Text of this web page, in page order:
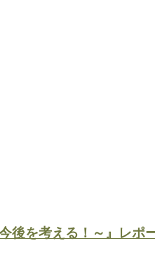
後を考える！～』レポ